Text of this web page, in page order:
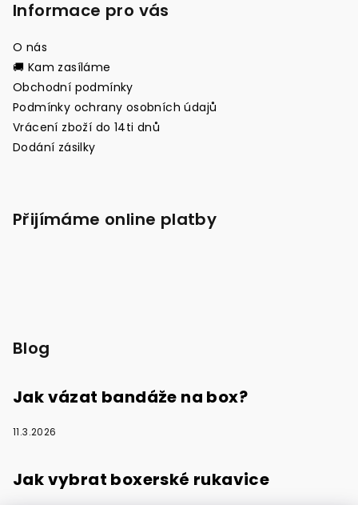
Informace pro vás
O nás
🚚 Kam zasíláme
Obchodní podmínky
Podmínky ochrany osobních údajů
Vrácení zboží do 14ti dnů
Dodání zásilky
Přijímáme online platby
Blog
Jak vázat bandáže na box?
11.3.2026
Jak vybrat boxerské rukavice